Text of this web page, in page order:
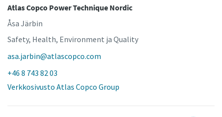
Atlas Copco Power Technique Nordic
Åsa Järbin
Safety, Health, Environment ja Quality
asa.jarbin@atlascopco.com
+46 8 743 82 03
Verkkosivusto Atlas Copco Group